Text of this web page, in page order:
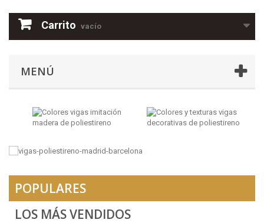
Carrito vacío
MENÚ
POPULARES
LOS MÁS VENDIDOS